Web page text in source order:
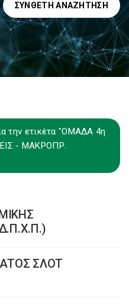
ΣΎΝΘΕΤΗ ΑΝΑΖΉΤΗΣΗ
την ετικέτα "ΟΜΑΔΑ 4η
- ΜΑΚΡΟΠΡ.
ΣΛΟΤ